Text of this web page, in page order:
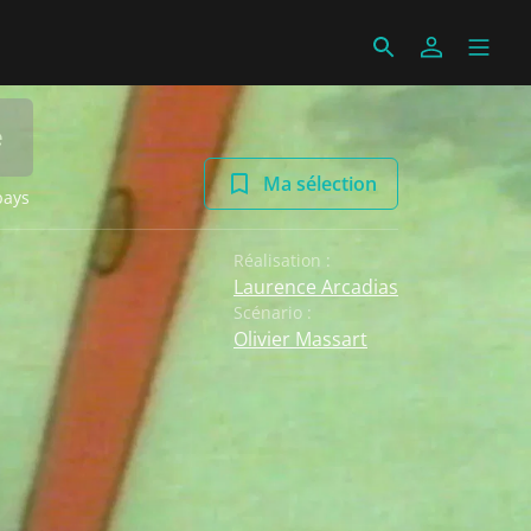
Ma sélection
Réalisation :
Laurence Arcadias
Scénario :
Olivier Massart